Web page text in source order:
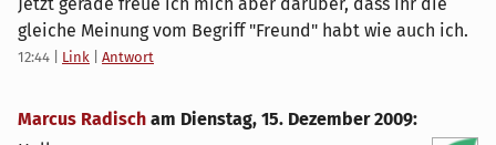
gleiche Meinung vom Begriff "Freund" habt wie auch ich.
12:44 Link Antwort
Marcus Radisch am Dienstag, 15. Dezember 2009: